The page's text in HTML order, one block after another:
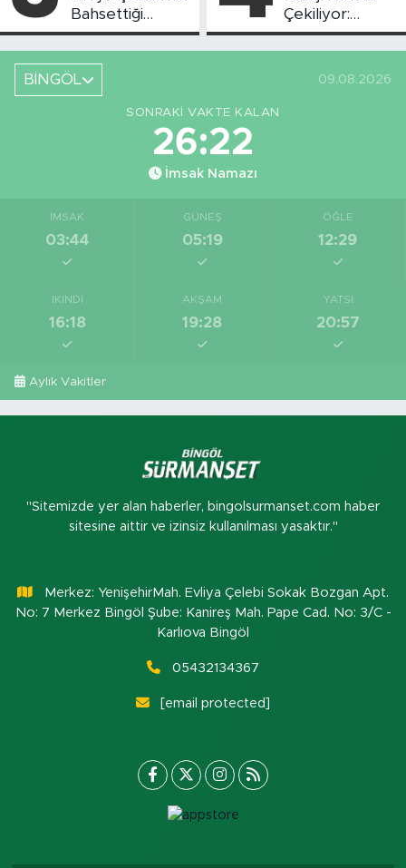
Bahsettiği
Bingöl'deki O
Yeri Görüntüledi
Çekiliyor:
Piknikçi Sayısı
Azaldı
BİNGÖL
09.08.2026
SONRAKI VAKTE KALAN
26:22
İmsak Namazı
İMSAK
03:44
GÜNEŞ
05:19
ÖĞLE
12:29
İKINDI
16:18
AKŞAM
19:28
YATSI
20:57
Aylık Vakitler
"Sitemizde yer alan haberler, bingolsurmanset.com haber
sitesine aittir ve izinsiz kullanılması yasaktır."
Merkez: YenişehirMah. Evliya Çelebi Sokak Bozgan Apt.
No: 7 Merkez Bingöl Şube: Kanireş Mah. Pape Cad. No: 3/C -
Karlıova Bingöl
05432134367
[email protected]